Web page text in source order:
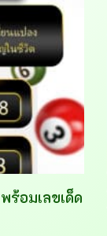
ร้อมเลขเด็ด